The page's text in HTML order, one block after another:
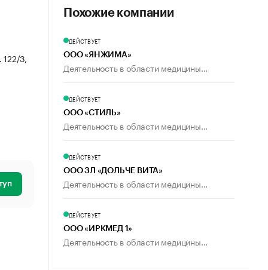
122/3,
Похожие компании
ДЕЙСТВУЕТ
ООО «ЯНЖИМА»
Деятельность в области медицины...
ДЕЙСТВУЕТ
ООО «СТИЛЬ»
Деятельность в области медицины...
ДЕЙСТВУЕТ
ООО ЗЛ «ДОЛЬЧЕ ВИТА»
Деятельность в области медицины...
ДЕЙСТВУЕТ
ООО «ИРКМЕД 1»
Деятельность в области медицины...